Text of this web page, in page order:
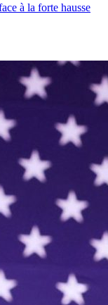
à la forte hausse